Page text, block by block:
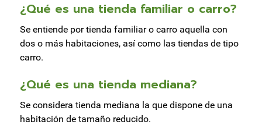
¿Qué es una tienda familiar o carro?
Se entiende por tienda familiar o carro aquella con
dos o más habitaciones, así como las tiendas de tipo
carro.
¿Qué es una tienda mediana?
Se considera tienda mediana la que dispone de una
habitación de tamaño reducido.